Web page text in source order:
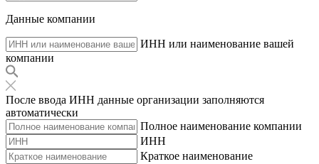
Данные компании
ИНН или наименование вашей
компании
После ввода ИНН данные организации заполняются
автоматически
Полное наименование компании
ИНН
Краткое наименование